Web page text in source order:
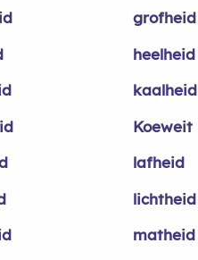
grofheid
heelheid
kaalheid
Koeweit
lafheid
lichtheid
matheid